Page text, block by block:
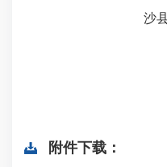
沙县扶贫开发
附件下载：